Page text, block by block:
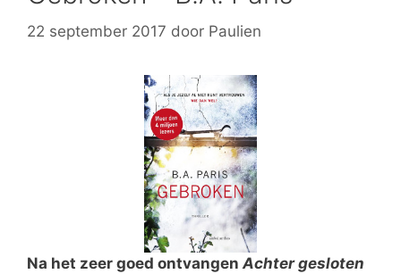
22 september 2017 door Paulien
Na het zeer goed ontvangenAchter gesloten